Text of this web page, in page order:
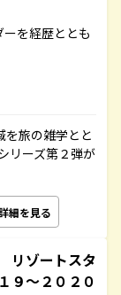
を経歴ととも
旅の雑学とと
リーズ第２弾が
細を見る
ゾートスタ
～２０２０